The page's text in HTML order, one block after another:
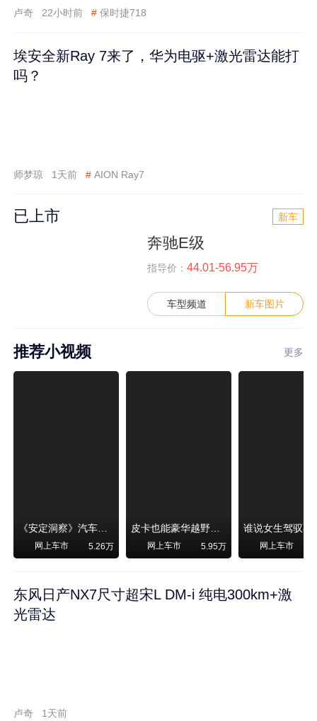
卢奇 22小时前 # 保时捷718
埃安全新Ray 7来了，华为电驱+激光雷达能打
吗？
师梦琼 1天前 # AION Ray7
已上市 新车
奔驰E级
指导价： 44.01-56.95万
车型频道 新车图片
推荐小视频 更多
《安定洞察》汽车烧不烧油，和石油安全无关！
网上车市 5.26万
皮卡也能豪华越野！纵横F700上市，限时卖29.99万起
网上车市 5.95万 网上车市
东风日产NX7尺寸超宋L DM-i 纯电300km+激
光雷达
卢奇 1天前